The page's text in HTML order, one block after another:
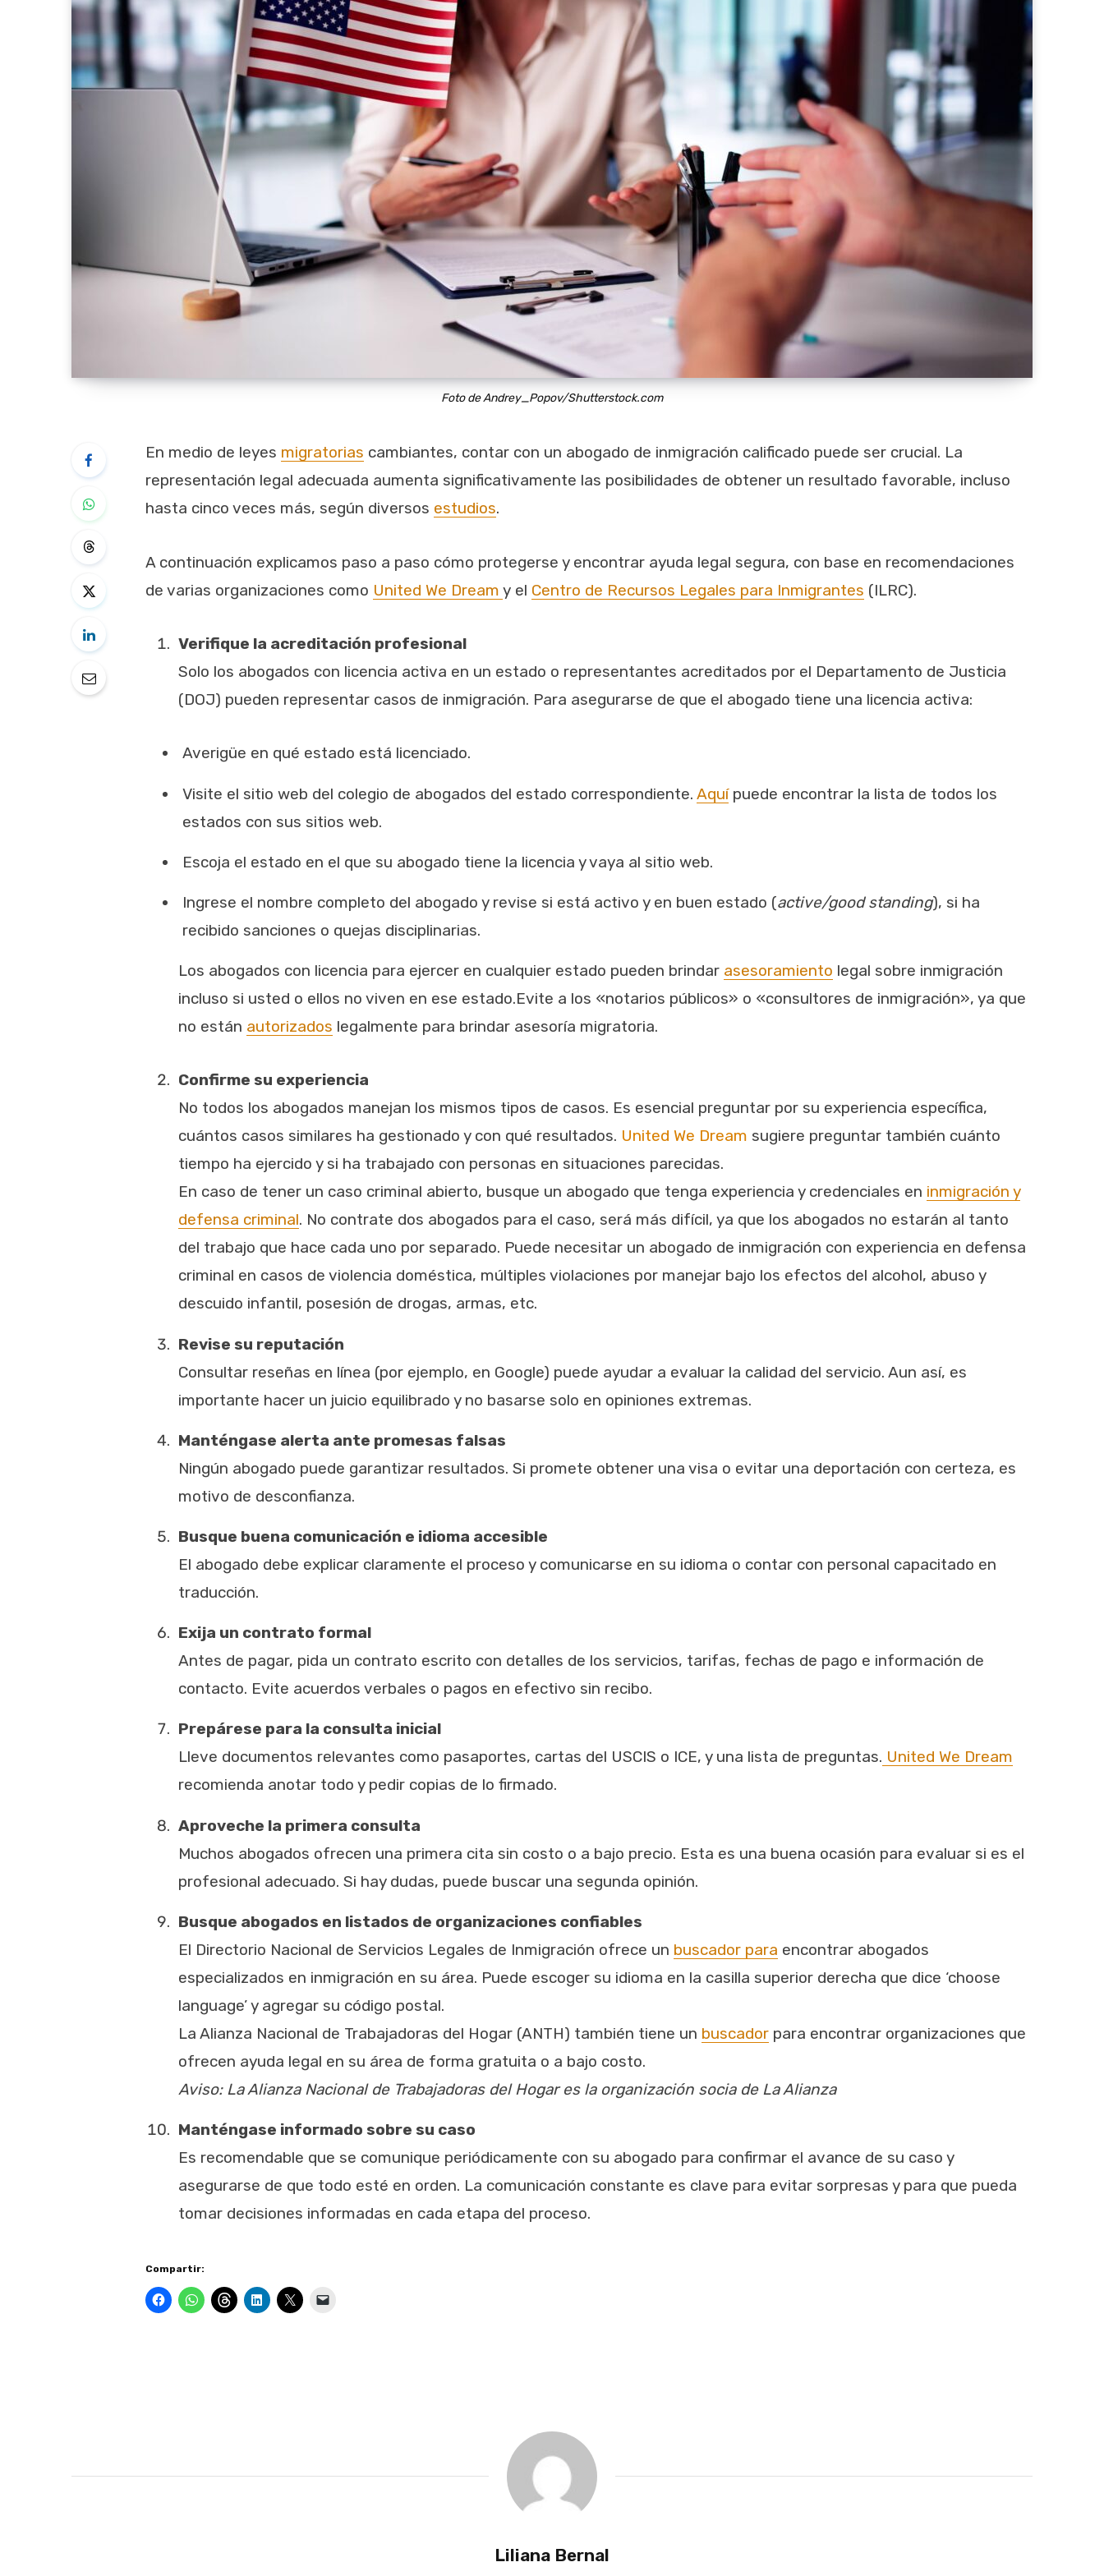
Foto de Andrey_Popov/Shutterstock.com
En medio de leyes migratorias cambiantes, contar con un abogado de inmigración calificado puede ser crucial. La
representación legal adecuada aumenta significativamente las posibilidades de obtener un resultado favorable, incluso
hasta cinco veces más, según diversos estudios.
A continuación explicamos paso a paso cómo protegerse y encontrar ayuda legal segura, con base en recomendaciones
de varias organizaciones como United We Dream y el Centro de Recursos Legales para Inmigrantes (ILRC).
Verifique la acreditación profesional
Solo los abogados con licencia activa en un estado o representantes acreditados por el Departamento de Justicia
(DOJ) pueden representar casos de inmigración. Para asegurarse de que el abogado tiene una licencia activa:
Averigüe en qué estado está licenciado.
Visite el sitio web del colegio de abogados del estado correspondiente. Aquípuede encontrar la lista de todos los
estados con sus sitios web.
Escoja el estado en el que su abogado tiene la licencia y vaya al sitio web.
Ingrese el nombre completo del abogado y revise si está activo y en buen estado (active/good standing), si ha
recibido sanciones o quejas disciplinarias.
Los abogados con licencia para ejercer en cualquier estado pueden brindar asesoramiento legal sobre inmigración
incluso si usted o ellos no viven en ese estado.Evite a los «notarios públicos» o «consultores de inmigración», ya que
no están autorizados legalmente para brindar asesoría migratoria.
Confirme su experiencia
No todos los abogados manejan los mismos tipos de casos. Es esencial preguntar por su experiencia específica,
cuántos casos similares ha gestionado y con qué resultados. United We Dream sugiere preguntar también cuánto
tiempo ha ejercido y si ha trabajado con personas en situaciones parecidas.
En caso de tener un caso criminal abierto, busque un abogado que tenga experiencia y credenciales en inmigración y
defensa criminal. No contrate dos abogados para el caso, será más difícil, ya que los abogados no estarán al tanto
del trabajo que hace cada uno por separado. Puede necesitar un abogado de inmigración con experiencia en defensa
criminal en casos de violencia doméstica, múltiples violaciones por manejar bajo los efectos del alcohol, abuso y
descuido infantil, posesión de drogas, armas, etc.
Revise su reputación
Consultar reseñas en línea (por ejemplo, en Google) puede ayudar a evaluar la calidad del servicio. Aun así, es
importante hacer un juicio equilibrado y no basarse solo en opiniones extremas.
Manténgase alerta ante promesas falsas
Ningún abogado puede garantizar resultados. Si promete obtener una visa o evitar una deportación con certeza, es
motivo de desconfianza.
Busque buena comunicación e idioma accesible
El abogado debe explicar claramente el proceso y comunicarse en su idioma o contar con personal capacitado en
traducción.
Exija un contrato formal
Antes de pagar, pida un contrato escrito con detalles de los servicios, tarifas, fechas de pago e información de
contacto. Evite acuerdos verbales o pagos en efectivo sin recibo.
Prepárese para la consulta inicial
Lleve documentos relevantes como pasaportes, cartas del USCIS o ICE, y una lista de preguntas. United We Dream
recomienda anotar todo y pedir copias de lo firmado.
Aproveche la primera consulta
Muchos abogados ofrecen una primera cita sin costo o a bajo precio. Esta es una buena ocasión para evaluar si es el
profesional adecuado. Si hay dudas, puede buscar una segunda opinión.
Busque abogados en listados de organizaciones confiables
El Directorio Nacional de Servicios Legales de Inmigración ofrece un buscador para encontrar abogados
especializados en inmigración en su área. Puede escoger su idioma en la casilla superior derecha que dice ‘choose
language’ y agregar su código postal.
La Alianza Nacional de Trabajadoras del Hogar (ANTH) también tiene un buscador para encontrar organizaciones que
ofrecen ayuda legal en su área de forma gratuita o a bajo costo.
Aviso: La Alianza Nacional de Trabajadoras del Hogar es la organización socia de La Alianza
Manténgase informado sobre su caso
Es recomendable que se comunique periódicamente con su abogado para confirmar el avance de su caso y
asegurarse de que todo esté en orden. La comunicación constante es clave para evitar sorpresas y para que pueda
tomar decisiones informadas en cada etapa del proceso.
Compartir:
Liliana Bernal